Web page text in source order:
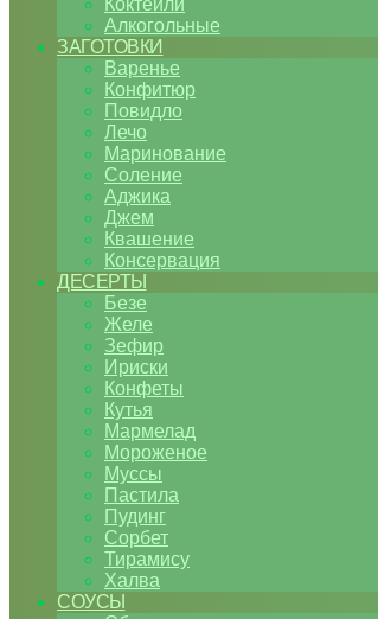
Коктейли
Алкогольные
ЗАГОТОВКИ
Варенье
Конфитюр
Повидло
Лечо
Маринование
Соление
Аджика
Джем
Квашение
Консервация
ДЕСЕРТЫ
Безе
Желе
Зефир
Ириски
Конфеты
Кутья
Мармелад
Мороженое
Муссы
Пастила
Пудинг
Сорбет
Тирамису
Халва
СОУСЫ